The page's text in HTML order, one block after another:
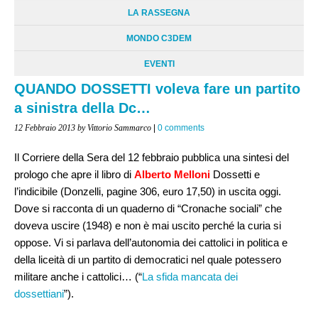
LA RASSEGNA
MONDO C3DEM
EVENTI
QUANDO DOSSETTI voleva fare un partito
a sinistra della Dc…
12 Febbraio 2013 by Vittorio Sammarco | 0 comments
Il Corriere della Sera del 12 febbraio pubblica una sintesi del
prologo che apre il libro di Alberto Melloni Dossetti e
l’indicibile (Donzelli, pagine 306, euro 17,50) in uscita oggi.
Dove si racconta di un quaderno di “Cronache sociali” che
doveva uscire (1948) e non è mai uscito perché la curia si
oppose. Vi si parlava dell’autonomia dei cattolici in politica e
della liceità di un partito di democratici nel quale potessero
militare anche i cattolici… (“La sfida mancata dei
dossettiani”).